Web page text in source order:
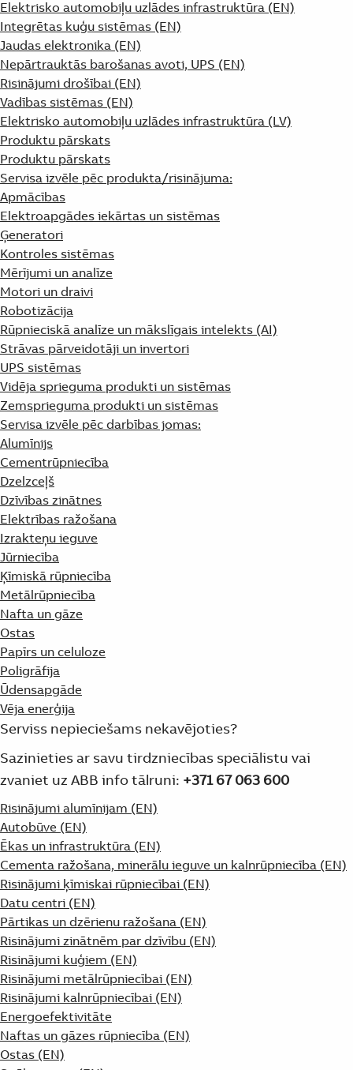
Elektrisko automobiļu uzlādes infrastruktūra (EN)
Integrētas kuģu sistēmas (EN)
Jaudas elektronika (EN)
Nepārtrauktās barošanas avoti, UPS (EN)
Risinājumi drošībai (EN)
Vadības sistēmas (EN)
Elektrisko automobiļu uzlādes infrastruktūra (LV)
Produktu pārskats
Produktu pārskats
Servisa izvēle pēc produkta/risinājuma:
Apmācības
Elektroapgādes iekārtas un sistēmas
Ģeneratori
Kontroles sistēmas
Mērījumi un analīze
Motori un draivi
Robotizācija
Rūpnieciskā analīze un mākslīgais intelekts (AI)
Strāvas pārveidotāji un invertori
UPS sistēmas
Vidēja sprieguma produkti un sistēmas
Zemsprieguma produkti un sistēmas
Servisa izvēle pēc darbības jomas:
Alumīnijs
Cementrūpniecība
Dzelzceļš
Dzīvības zinātnes
Elektrības ražošana
Izrakteņu ieguve
Jūrniecība
Ķīmiskā rūpniecība
Metālrūpniecība
Nafta un gāze
Ostas
Papīrs un celuloze
Poligrāfija
Ūdensapgāde
Vēja enerģija
Serviss nepieciešams nekavējoties?
Sazinieties ar savu tirdzniecības speciālistu vai
zvaniet uz ABB info tālruni: +371 67 063 600
Risinājumi alumīnijam (EN)
Autobūve (EN)
Ēkas un infrastruktūra (EN)
Cementa ražošana, minerālu ieguve un kalnrūpniecība (EN)
Risinājumi ķīmiskai rūpniecībai (EN)
Datu centri (EN)
Pārtikas un dzērienu ražošana (EN)
Risinājumi zinātnēm par dzīvību (EN)
Risinājumi kuģiem (EN)
Risinājumi metālrūpniecībai (EN)
Risinājumi kalnrūpniecībai (EN)
Energoefektivitāte
Naftas un gāzes rūpniecība (EN)
Ostas (EN)